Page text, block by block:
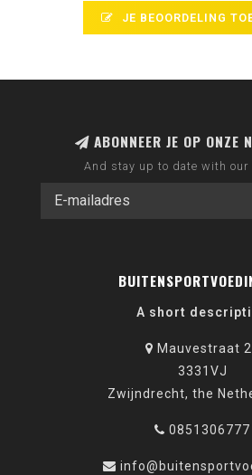
JE BEOORDELING
ABONNEER JE OP ONZE
And stay up to date with our
A short
Mauvestraat
3331VJ
Zwijndrecht, the
0851306777